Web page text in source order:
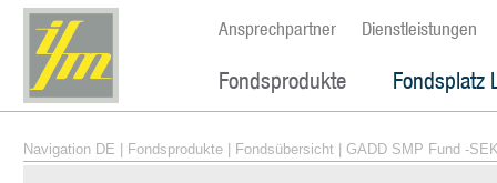
Ansprechpartner Dienstleistungen
Fondsprodukte Fondsplatz
Navigation DE Fondsprodukte Fondsübersicht | GADD SMP Fund -